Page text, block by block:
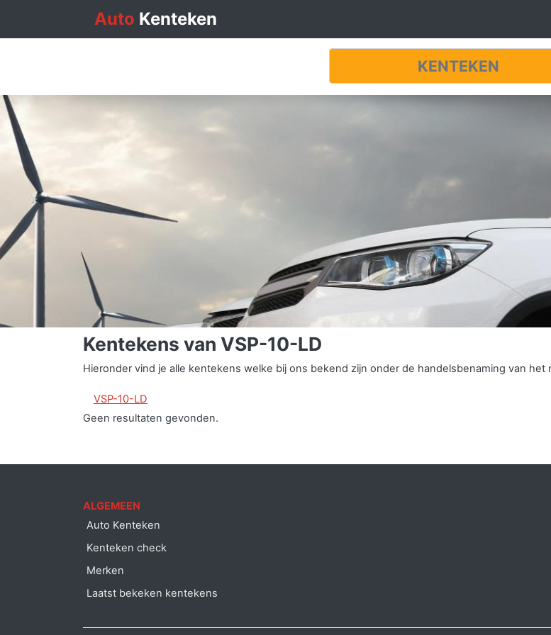
Auto Kenteken
Kentekens van VSP-10-LD
Hieronder vind je alle kentekens welke bij ons bekend zijn onder de handelsbenaming van het
VSP-10-LD
Geen resultaten gevonden.
ALGEMEEN
Auto Kenteken
Kenteken check
Merken
Laatst bekeken kentekens